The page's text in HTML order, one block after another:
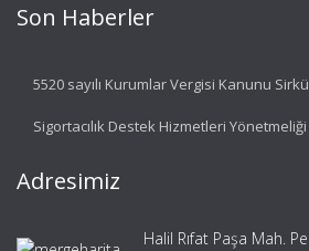
Son Haberler
5520 sayılı Kurumlar Vergisi Kanunu
Sigortacılık Destek Hizmetleri
Adresimiz
Halil Rıfat Paşa Mah.